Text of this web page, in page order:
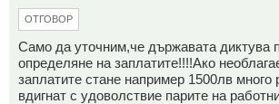
ОТГОВОР
Само да уточним,че държавата диктува
определяне на заплатите!!!!Ако
заплатите стане например 1500лв
вдигнат с удоволствие парите на